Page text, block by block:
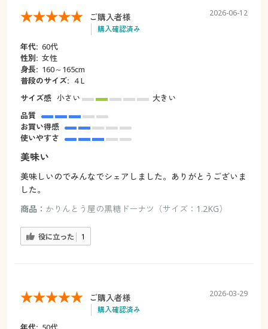
ご購入者様
購入確認済み
2026-06-12
年代: 60代
性別: 女性
身長: 160～165cm
普段のサイズ: ４L
サイズ感 小さい
大きい
品質
お買い得感
使いやすさ
美味い
美味しいのでみんなでシェアしました。ありがとうございま
した。
商品： かりんとう屋の黒糖ドーナツ（サイズ：1.2KG）
役に立った 1
ご購入者様
購入確認済み
2026-03-29